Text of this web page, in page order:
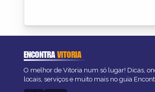
ENCONTRAVITORIA
O melhor de Vitoria num só lugar! Dicas,
locais, serviços e muito mais no guia